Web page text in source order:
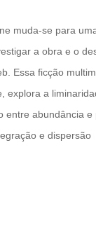
muda-se para
a obra e o
Essa ficção
explora a
entre abundância e
e dispersão